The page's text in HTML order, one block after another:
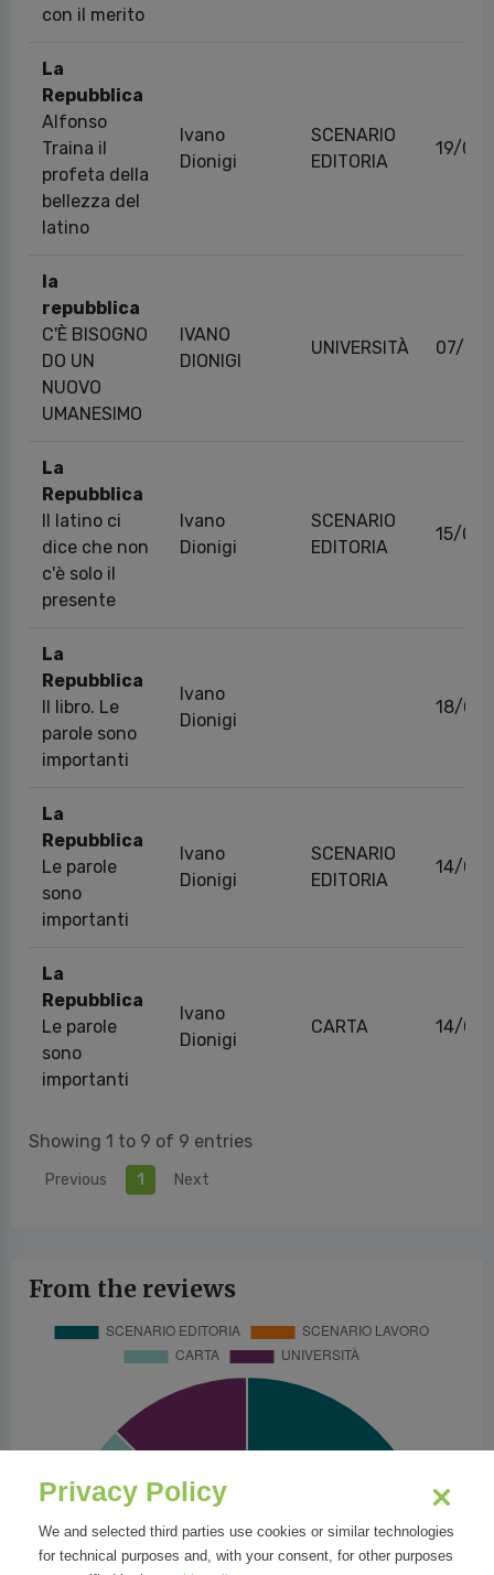
con il merito
La
Repubblica
Alfonso
Traina il
profeta della
bellezza del
latino
Ivano
Dionigi
SCENARIO
EDITORIA
19/09/
la
repubblica
C'È BISOGNO
DO UN
NUOVO
UMANESIMO
IVANO
DIONIGI
UNIVERSITÀ 07/
La
Repubblica
Il latino ci
dice che non
c'è solo il
presente
Ivano
Dionigi
SCENARIO
EDITORIA
15/09/
La
Repubblica
Il libro. Le
parole sono
importanti
Ivano
Dionigi
18/
La
Repubblica
Le parole
sono
importanti
Ivano
Dionigi
SCENARIO
EDITORIA
14/
La
Repubblica
Le parole
sono
importanti
Ivano
Dionigi
CARTA 14/
Showing 1 to 9 of 9 entries
Previous 1 Next
From the reviews
Privacy Policy
We and selected third parties use cookies or similar technologies
for technical purposes and, with your consent, for other purposes